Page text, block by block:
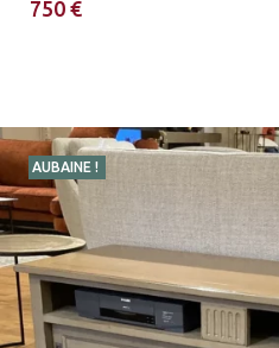
750 €
AUBAINE !